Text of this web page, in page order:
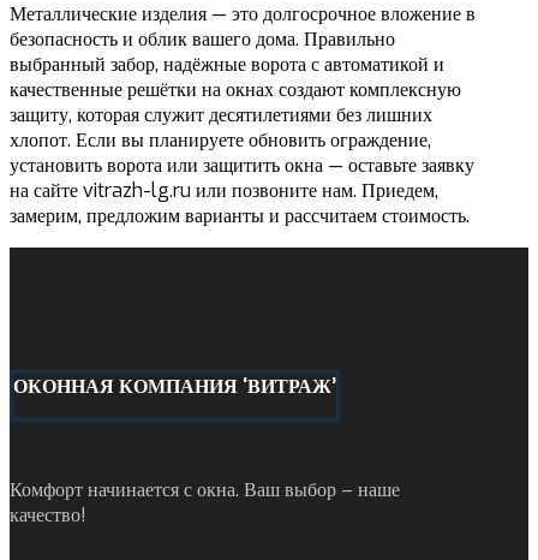
Металлические изделия — это долгосрочное вложение в
безопасность и облик вашего дома. Правильно
выбранный забор, надёжные ворота с автоматикой и
качественные решётки на окнах создают комплексную
защиту, которая служит десятилетиями без лишних
хлопот. Если вы планируете обновить ограждение,
установить ворота или защитить окна — оставьте заявку
на сайте vitrazh-lg.ru или позвоните нам. Приедем,
замерим, предложим варианты и рассчитаем стоимость.
ОКОННАЯ КОМПАНИЯ ‘ВИТРАЖ’
Комфорт начинается с окна. Ваш выбор – наше
качество!